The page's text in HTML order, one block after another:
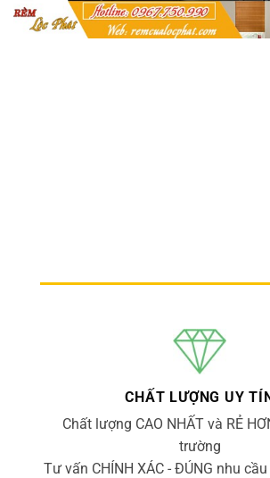
CHẤT LƯỢNG UY
Chất lượng CAO NHẤT và RẺ
trường
Tư vấn CHÍNH XÁC - ĐÚNG nhu cầu